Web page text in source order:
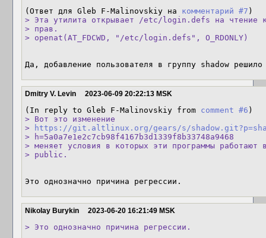
(Ответ для Gleb F-Malinovskiy на комментарий #7
> Эта утилита открывает /etc/login.defs на чтение
> прав.
> openat(AT_FDCWD, "/etc/login.defs", O_RDONLY)
Да, добавление пользователя в группу shadow
Dmitry V. Levin 2023-06-09 20:22:13 MSK
(In reply to Gleb F-Malinovskiy from comment #6
> Вот это изменение
>
https://git.altlinux.org/gears/s/
> h=5a0a7e1e2c7cb98f4167b3d1339f8b33748a9468
> меняет условия в которых эти программы
> public.
Это однозначно причина регрессии.
Nikolay Burykin 2023-06-20 16:21:49 MSK
> Это однозначно причина регрессии.